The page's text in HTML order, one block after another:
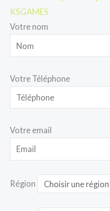
KSGAMES
Votre nom
Votre Téléphone
Votre email
Région